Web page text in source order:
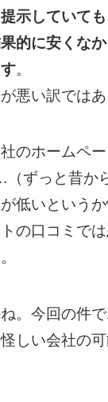
示していて
的に安くな
。
悪い訳では
のホームペ
ずっと昔か
低いという
の口コミで
。今回の件
しい会社の